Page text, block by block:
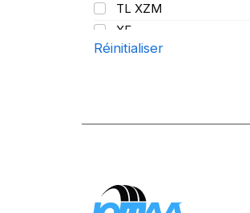
TL XZM
XF
XMCL
Réinitialiser